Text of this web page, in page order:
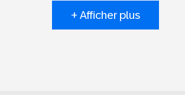
+ Afficher plus